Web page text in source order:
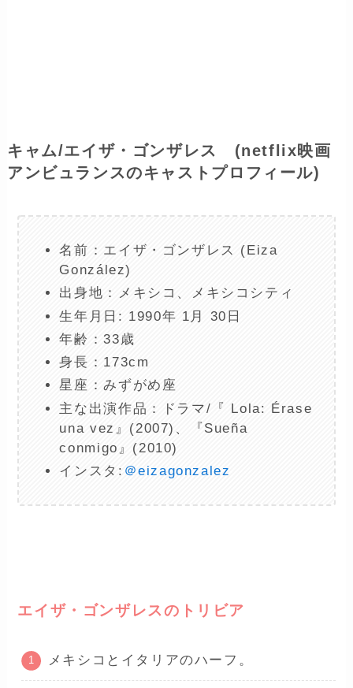
キャム/エイザ・ゴンザレス (netflix映画
アンビュランスのキャストプロフィール)
名前：エイザ・ゴンザレス (Eiza
González)
出身地：メキシコ、メキシコシティ
生年月日: 1990年 1月 30日
年齢：33歳
身長：173cm
星座：みずがめ座
主な出演作品：ドラマ/『 Lola: Érase
una vez』(2007)、『Sueña
conmigo』(2010)
インスタ: ＠eizagonzalez
エイザ・ゴンザレスのトリビア
メキシコとイタリアのハーフ。